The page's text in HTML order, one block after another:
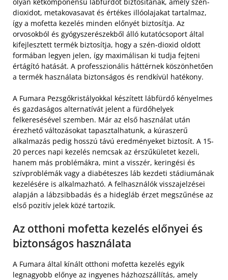
dioxidot, metakovasavat és értékes illóolajakat tartalmaz,
így a mofetta kezelés minden előnyét biztosítja. Az
orvosokból és gyógyszerészekből álló kutatócsoport által
kifejlesztett termék biztosítja, hogy a szén-dioxid oldott
formában legyen jelen, így maximálisan ki tudja fejteni
értágító hatását. A professzionális háttérnek köszönhetően
a termék használata biztonságos és rendkívül hatékony.
A Fumara Pezsgőkristályokkal készített lábfürdő kényelmes
és gazdaságos alternatívát jelent a fürdőhelyek
felkeresésével szemben. Már az első használat után
érezhető változásokat tapasztalhatunk, a kúraszerű
alkalmazás pedig hosszú távú eredményeket biztosít. A 15-
20 perces napi kezelés nemcsak az érszűkületet kezeli,
hanem más problémákra, mint a visszér, keringési és
szívproblémák vagy a diabéteszes láb kezdeti stádiumának
kezelésére is alkalmazható. A felhasználók visszajelzései
alapján a lábzsibbadás és a hidegláb érzet megszűnése az
első pozitív jelek közé tartozik.
Az otthoni mofetta kezelés előnyei és
biztonságos használata
A Fumara által kínált otthoni mofetta kezelés egyik
legnagyobb előnye az ingyenes házhozszállítás, amely